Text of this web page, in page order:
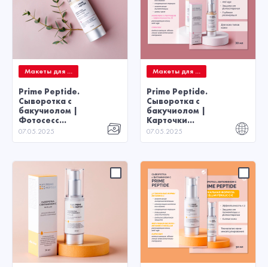
Макеты для ...
Prime Peptide.
Сыворотка с
бакучиолом |
Фотосесс...
07.05.2025
Макеты для ...
Prime Peptide.
Сыворотка с
бакучиолом |
Карточки...
07.05.2025